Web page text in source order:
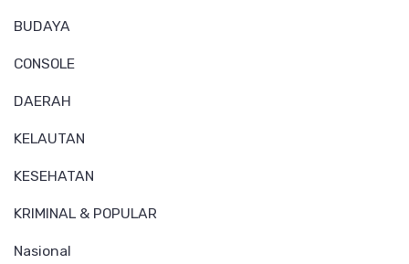
BUDAYA
CONSOLE
DAERAH
KELAUTAN
KESEHATAN
KRIMINAL & POPULAR
Nasional